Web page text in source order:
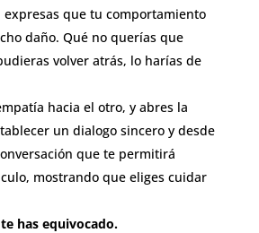
expresas que tu comportamiento
daño. Qué no querías que
volver atrás, lo harías de
hacia el otro, y abres la
un dialogo sincero y desde
que te permitirá
mostrando que eliges cuidar
has equivocado.